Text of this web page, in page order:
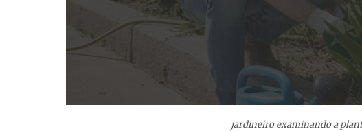
jardineiro examinando a